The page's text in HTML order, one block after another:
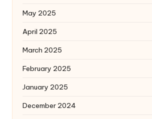
May 2025
April 2025
March 2025
February 2025
January 2025
December 2024